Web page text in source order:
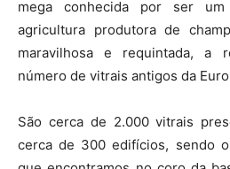
mega conhecida por ser
agricultura produtora de
maravilhosa e requintada, a
número de vitrais antigos da
São cerca de 2.000 vitrais
cerca de 300 edifícios, sendo